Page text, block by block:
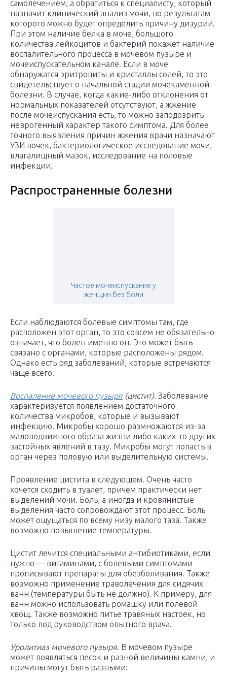
самолечением, а обратиться к специалисту, который
назначит клинический анализ мочи, по результатам
которого можно будет определить причину дизурии.
При этом наличие белка в моче, большого
количества лейкоцитов и бактерий покажет наличие
воспалительного процесса в мочевом пузыре и
мочеиспускательном канале. Если в моче
обнаружатся эритроциты и кристаллы солей, то это
свидетельствует о начальной стадии мочекаменной
болезни. В случае, когда какие-либо отклонения от
нормальных показателей отсутствуют, а жжение
после мочеиспускания есть, то можно заподозрить
неврогенный характер такого симптома. Для более
точного выявления причин жжения врачи назначают
УЗИ почек, бактериологическое исследование мочи,
влагалищный мазок, исследование на половые
инфекции.
Распространенные болезни
Частое мочеиспускание у
женщин без боли
Если наблюдаются болевые симптомы там, где
расположен этот орган, то это совсем не обязательно
означает, что болен именно он. Это может быть
связано с органами, которые расположены рядом.
Однако есть ряд заболеваний, которые встречаются
чаще всего.
Воспаление мочевого пузыря (цистит). Заболевание
характеризуется появлением достаточного
количества микробов, которые и вызывают
инфекцию. Микробы хорошо размножаются из-за
малоподвижного образа жизни либо каких-то других
застойных явлений в тазу. Микробы могут попасть в
орган через половую или выделительную системы.
Проявление цистита в следующем. Очень часто
хочется сходить в туалет, причем практически нет
выделений мочи. Боль, а иногда и кровянистые
выделения часто сопровождают этот процесс. Боль
может ощущаться по всему низу малого таза. Также
возможно повышение температуры.
Цистит лечится специальными антибиотиками, если
нужно — витаминами, с болевыми симптомами
прописывают препараты для обезболивания. Также
возможно применение траволечения для сидячих
ванн (температуры быть не должно). К примеру, для
ванн можно использовать ромашку или полевой
хвощ. Также возможно питье травяных настоек, но
только под руководством опытного врача.
Уролитиаз мочевого пузыря. В мочевом пузыре
может появляться песок и разной величины камни, и
причины могут быть разными: